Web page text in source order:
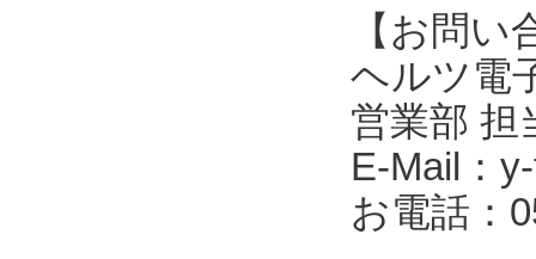
【お問い
ヘルツ電
営業部 担
E-Mail：
お電話：